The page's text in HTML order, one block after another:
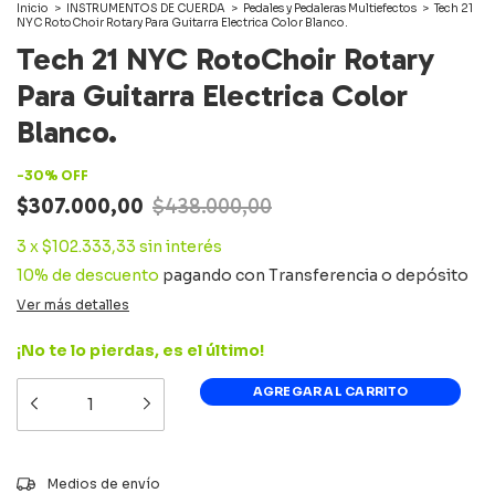
Inicio > INSTRUMENTOS DE CUERDA > Pedales y Pedaleras Multiefectos > Tech 21
NYC RotoChoir Rotary Para Guitarra Electrica Color Blanco.
Tech 21 NYC RotoChoir Rotary
Para Guitarra Electrica Color
Blanco.
-30% OFF
$307.000,00 $438.000,00
3 x$102.333,33 sin interés
10% de descuento pagando con Transferencia o depósito
Ver más detalles
¡No te lo pierdas, es el último!
Entregas para el CP:
Medios de envío